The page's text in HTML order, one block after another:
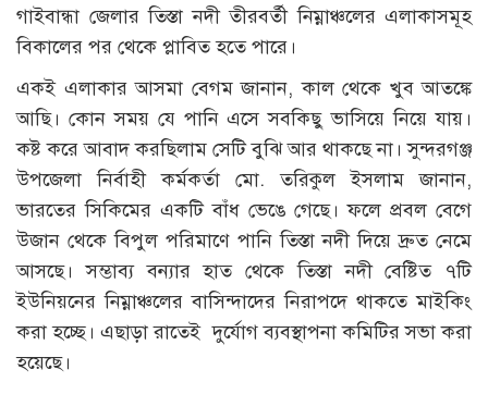
গাইবান্ধা জেলার তিস্তা নদী তীরবর্তী নিম্নাঞ্চলের এলাকাসমূহ
বিকালের পর থেকে প্লাবিত হতে পারে।
একই এলাকার আসমা বেগম জানান, কাল থেকে খুব আতঙ্কে
আছি। কোন সময় যে পানি এসে সবকিছু ভাসিয়ে নিয়ে যায়।
কষ্ট করে আবাদ করছিলাম সেটি বুঝি আর থাকছে না। সুন্দরগঞ্জ
উপজেলা নির্বাহী কর্মকর্তা মো. তরিকুল ইসলাম জানান,
ভারতের সিকিমের একটি বাঁধ ভেঙে গেছে। ফলে প্রবল বেগে
উজান থেকে বিপুল পরিমাণে পানি তিস্তা নদী দিয়ে দ্রুত নেমে
আসছে। সম্ভাব্য বন্যার হাত থেকে তিস্তা নদী বেষ্টিত ৭টি
ইউনিয়নের নিম্নাঞ্চলের বাসিন্দাদের নিরাপদে থাকতে মাইকিং
করা হচ্ছে। এছাড়া রাতেই দুর্যোগ ব্যবস্থাপনা কমিটির সভা করা
হয়েছে।